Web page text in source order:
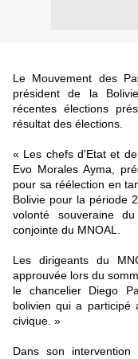
Le Mouvement des
président de la
récentes élections
résultat des élections.
« Les chefs d'Etat et
Evo Morales Ayma,
pour sa réélection en
Bolivie pour la période
volonté souveraine
conjointe du MNOAL.
Les dirigeants du
approuvée lors du
le chancelier Diego
bolivien qui a participé
civique. »
Dans son